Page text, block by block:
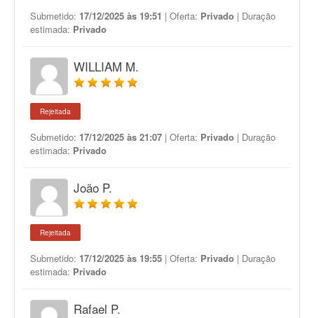
Submetido: 17/12/2025 às 19:51 | Oferta: Privado | Duração
estimada: Privado
WILLIAM M.
Rejeitada
Submetido: 17/12/2025 às 21:07 | Oferta: Privado | Duração
estimada: Privado
João P.
Rejeitada
Submetido: 17/12/2025 às 19:55 | Oferta: Privado | Duração
estimada: Privado
Rafael P.